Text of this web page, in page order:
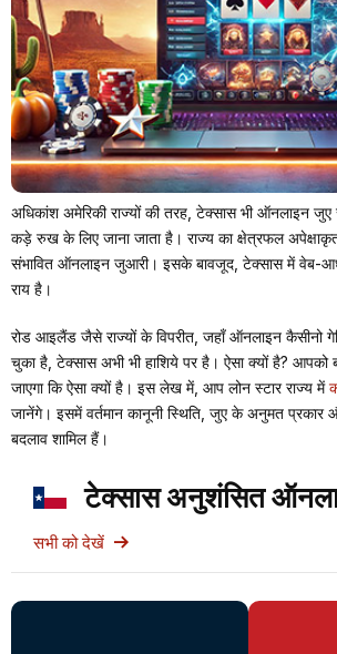
अधिकांश अमेरिकी राज्यों की तरह, टेक्सास भी ऑनलाइन जुए
कड़े रुख के लिए जाना जाता है। राज्य का क्षेत्रफल
संभावित ऑनलाइन जुआरी। इसके बावजूद, टेक्सास में वेब-
राय है।
रोड आइलैंड जैसे राज्यों के विपरीत, जहाँ ऑनलाइन कैसीनो
चुका है, टेक्सास अभी भी हाशिये पर है। ऐसा क्यों है? आपको
जाएगा कि ऐसा क्यों है। इस लेख में, आप लोन स्टार राज्य में
जानेंगे। इसमें वर्तमान कानूनी स्थिति, जुए के अनुमत प्रकार
बदलाव शामिल हैं।
टेक्सास अनुशंसित
सभी को देखें